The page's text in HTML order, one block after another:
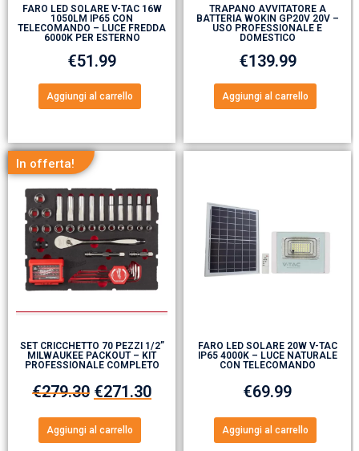
FARO LED SOLARE V-TAC 16W
1050LM IP65 CON
TELECOMANDO – LUCE FREDDA
6000K PER ESTERNO
€51.99
Aggiungi al carrello
TRAPANO AVVITATORE A
BATTERIA WOKIN GP20V 20V –
USO PROFESSIONALE E
DOMESTICO
€139.99
Aggiungi al carrello
In offerta!
SET CRICCHETTO 70 PEZZI 1/2”
MILWAUKEE PACKOUT – KIT
PROFESSIONALE COMPLETO
€279.30 €271.30
Aggiungi al carrello
FARO LED SOLARE 20W V-TAC
IP65 4000K – LUCE NATURALE
CON TELECOMANDO
€69.99
Aggiungi al carrello